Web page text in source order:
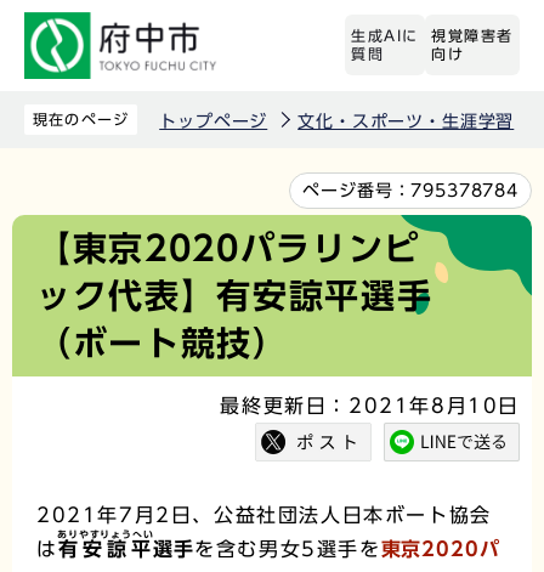
先
生成AIに
質問
視覚障害者
向け
現在のページ トップページ 文化・スポーツ・生涯学習
文
ページ番号：795378784
【東京2020パラリンピ
ック代表】有安諒平選手
（ボート競技）
最終更新日：2021年8月10日
2021年7月2日、公益社団法人日本ボート協会
は 有安諒平
ありやすりょうへい
選手を含む男女5選手を東京2020パ